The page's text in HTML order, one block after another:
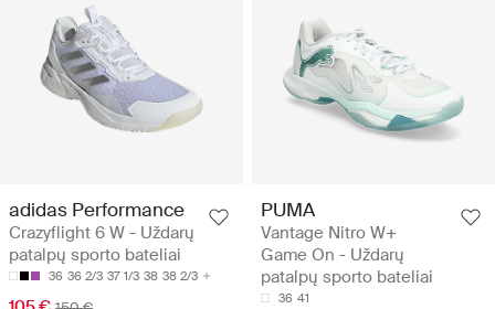
adidas Performance
Crazyflight 6 W - Uždarų
patalpų sporto bateliai
36 36 2/3 37 1/3 38 38 2/3
PUMA
Vantage Nitro W+
Game On - Uždarų
patalpų sporto bateliai
36 41